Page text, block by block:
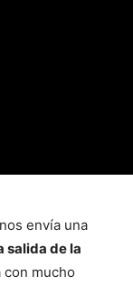
envía una
salida de la
con mucho